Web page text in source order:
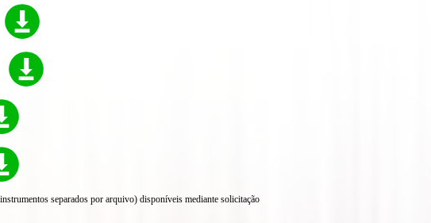
separados por arquivo) disponíveis mediante solicitação